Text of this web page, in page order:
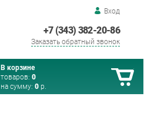
Вход
+7 (343) 382-20-86
Заказать обратный звонок
В корзине
товаров: 0
на сумму: 0 р.